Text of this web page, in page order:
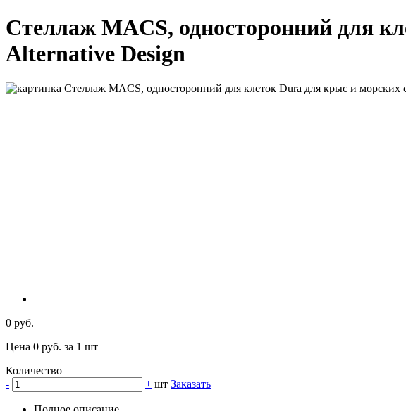
Стеллаж MACS, односторонний для
Alternative Design
0 руб.
Цена 0 руб. за 1 шт
Количество
-
+ шт Заказать